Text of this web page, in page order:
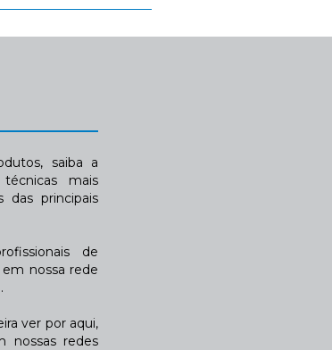
saiba a
mais
das principais
de
nossa rede
ver por aqui,
nossas redes